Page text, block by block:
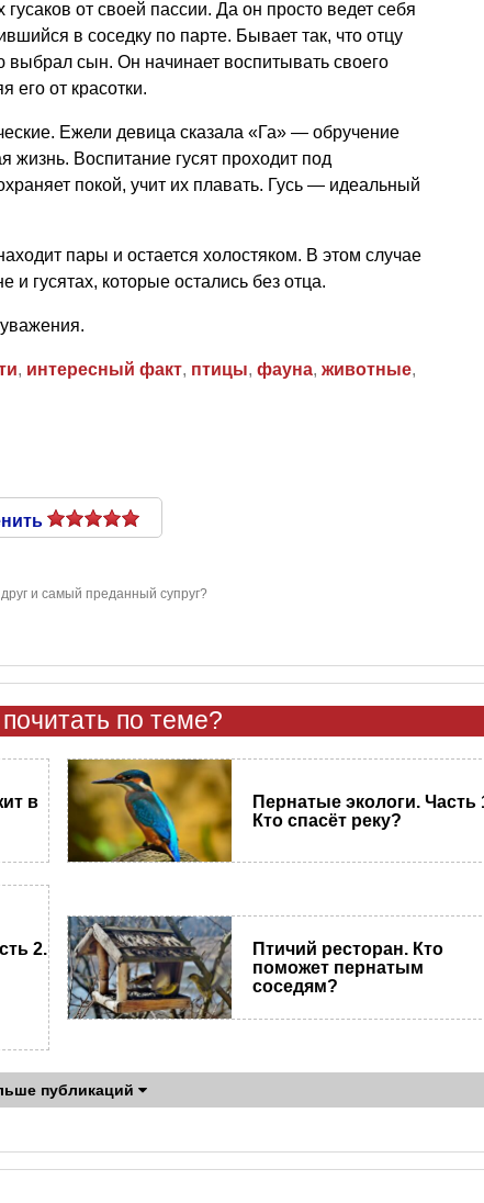
гусаков от своей пассии. Да он просто ведет себя
в соседку по парте. Бывает так, что отцу
выбрал сын. Он начинает воспитывать своего
его от красотки.
Ежели девица сказала «Га» — обручение
Воспитание гусят проходит под
покой, учит их плавать. Гусь — идеальный
пары и остается холостяком. В этом случае
и гусятах, которые остались без отца.
, интересный факт, птицы, фауна, животные,
и самый преданный супруг?
по теме?
в
Пернатые экологи. Часть
Кто спасёт реку?
2.
Птичий ресторан. Кто
поможет пернатым
соседям?
публикаций